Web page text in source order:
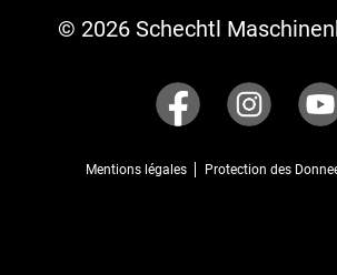
© 2026 Schechtl
Mentions légales Protection des